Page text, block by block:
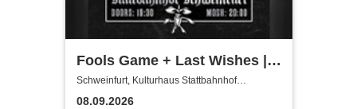
Fools Game + Last Wishes |
Gimme Some Action presents
Schweinfurt, Kulturhaus Stattbahnhof
Schweinfurt
08.09.2026